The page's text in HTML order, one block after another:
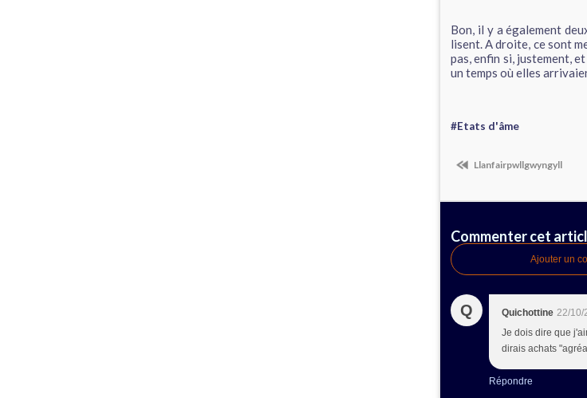
Bon, il y a également
lisent. A droite, ce sont
pas, enfin si, justement,
un temps où elles
#Etats d'âme
Llanfairpwllgwyngyll
Commenter cet
Ajouter un
Q Quichottine 22/10/
Je dois dire que
dirais achats
Répondre